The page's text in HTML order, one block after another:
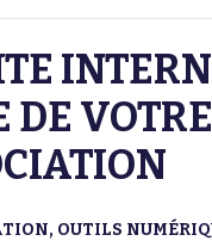
DE VOTRE
OUTILS